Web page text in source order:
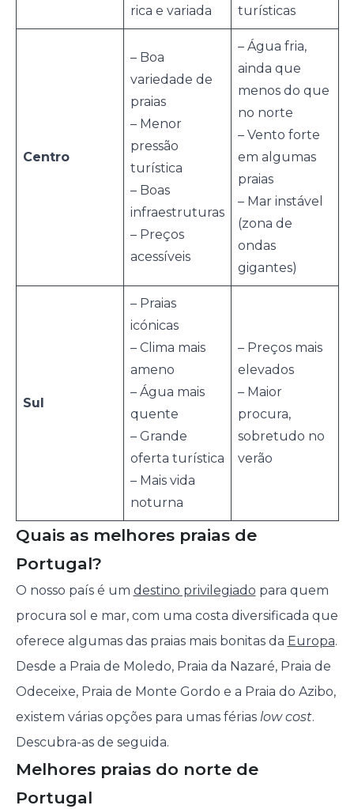
rica e variada turísticas
Centro
– Boa
variedade de
praias
– Menor
pressão
turística
– Boas
infraestruturas
– Preços
acessíveis
– Água fria,
ainda que
menos do que
no norte
– Vento forte
em algumas
praias
– Mar instável
(zona de
ondas
gigantes)
Sul
– Praias
icónicas
– Clima mais
ameno
– Água mais
quente
– Grande
oferta turística
– Mais vida
noturna
– Preços mais
elevados
– Maior
procura,
sobretudo no
verão
Quais as melhores praias de
Portugal?
O nosso país é um destino privilegiado para quem
procura sol e mar, com uma costa diversificada que
oferece algumas das praias mais bonitas da Europa.
Desde a Praia de Moledo, Praia da Nazaré, Praia de
Odeceixe, Praia de Monte Gordo e a Praia do Azibo,
existem várias opções para umas férias low cost.
Descubra-as de seguida.
Melhores praias do norte de
Portugal